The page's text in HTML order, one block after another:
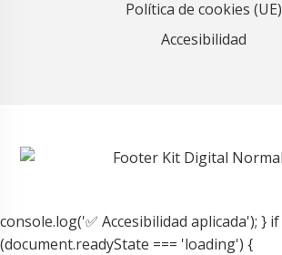
Política de cookies (UE)
Accesibilidad
console.log('✅ Accesibilidad aplicada'); } if
(document.readyState === 'loading') {